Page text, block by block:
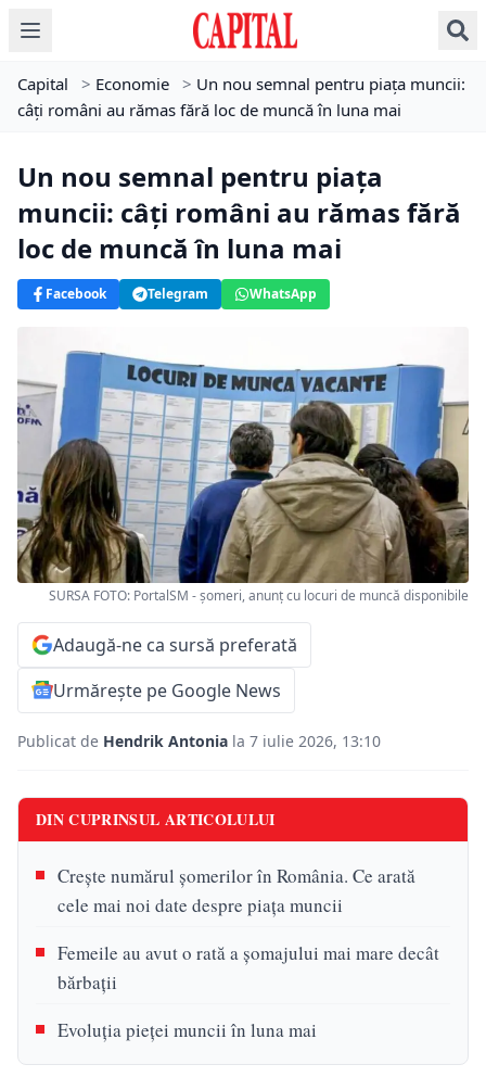
Capital > Economie > Un nou semnal pentru piața muncii:
câți români au rămas fără loc de muncă în luna mai
Un nou semnal pentru piața
muncii: câți români au rămas fără
loc de muncă în luna mai
Facebook Telegram WhatsApp
SURSA FOTO: PortalSM - șomeri, anunț cu locuri de muncă disponibile
Adaugă-ne ca sursă preferată
Urmărește pe Google News
Publicat de Hendrik Antonia la 7 iulie 2026, 13:10
DIN CUPRINSUL ARTICOLULUI
Crește numărul șomerilor în România. Ce arată
cele mai noi date despre piața muncii
Femeile au avut o rată a șomajului mai mare decât
bărbații
Evoluția pieței muncii în luna mai